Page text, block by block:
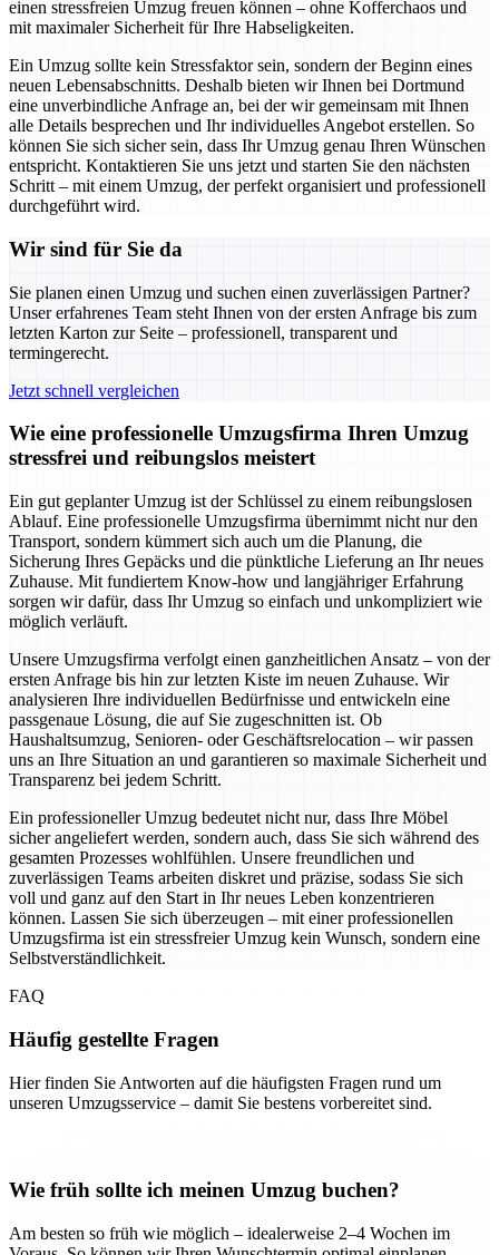
einen stressfreien Umzug freuen können – ohne Kofferchaos und
mit maximaler Sicherheit für Ihre Habseligkeiten.
Ein Umzug sollte kein Stressfaktor sein, sondern der Beginn eines
neuen Lebensabschnitts. Deshalb bieten wir Ihnen bei Dortmund
eine unverbindliche Anfrage an, bei der wir gemeinsam mit Ihnen
alle Details besprechen und Ihr individuelles Angebot erstellen. So
können Sie sich sicher sein, dass Ihr Umzug genau Ihren Wünschen
entspricht. Kontaktieren Sie uns jetzt und starten Sie den nächsten
Schritt – mit einem Umzug, der perfekt organisiert und professionell
durchgeführt wird.
Wir sind für Sie da
Sie planen einen Umzug und suchen einen zuverlässigen Partner?
Unser erfahrenes Team steht Ihnen von der ersten Anfrage bis zum
letzten Karton zur Seite – professionell, transparent und
termingerecht.
Jetzt schnell vergleichen
Wie eine professionelle Umzugsfirma Ihren Umzug
stressfrei und reibungslos meistert
Ein gut geplanter Umzug ist der Schlüssel zu einem reibungslosen
Ablauf. Eine professionelle Umzugsfirma übernimmt nicht nur den
Transport, sondern kümmert sich auch um die Planung, die
Sicherung Ihres Gepäcks und die pünktliche Lieferung an Ihr neues
Zuhause. Mit fundiertem Know-how und langjähriger Erfahrung
sorgen wir dafür, dass Ihr Umzug so einfach und unkompliziert wie
möglich verläuft.
Unsere Umzugsfirma verfolgt einen ganzheitlichen Ansatz – von der
ersten Anfrage bis hin zur letzten Kiste im neuen Zuhause. Wir
analysieren Ihre individuellen Bedürfnisse und entwickeln eine
passgenaue Lösung, die auf Sie zugeschnitten ist. Ob
Haushaltsumzug, Senioren- oder Geschäftsrelocation – wir passen
uns an Ihre Situation an und garantieren so maximale Sicherheit und
Transparenz bei jedem Schritt.
Ein professioneller Umzug bedeutet nicht nur, dass Ihre Möbel
sicher angeliefert werden, sondern auch, dass Sie sich während des
gesamten Prozesses wohlfühlen. Unsere freundlichen und
zuverlässigen Teams arbeiten diskret und präzise, sodass Sie sich
voll und ganz auf den Start in Ihr neues Leben konzentrieren
können. Lassen Sie sich überzeugen – mit einer professionellen
Umzugsfirma ist ein stressfreier Umzug kein Wunsch, sondern eine
Selbstverständlichkeit.
FAQ
Häufig gestellte Fragen
Hier finden Sie Antworten auf die häufigsten Fragen rund um
unseren Umzugsservice – damit Sie bestens vorbereitet sind.
Wie früh sollte ich meinen Umzug buchen?
Am besten so früh wie möglich – idealerweise 2–4 Wochen im